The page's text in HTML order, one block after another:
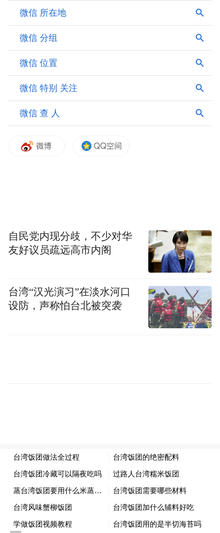
2025年2月，长春市启动新民大街保护提升工
程。施工队不碰文物本体，却拆了13个院落
的围挡，退让空间，释放出相当于4.5个足球
让渡。围墙后退，让出市民可坐可逛的公共
空间。口袋公园里摆的不是华丽的雕塑，而
是大量的长椅；草坪不围栏杆，孩子们能自
由奔跑。这些细节藏着一个词：尊重。
自民党内现分歧，不少对华
友好议员疏远高市内阁
台湾“汉光演习”在淡水河口
设防，声称怕台北被突袭